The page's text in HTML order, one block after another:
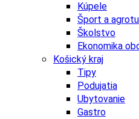
Kúpele
Šport a
Školstvo
Ekonomika
Košický kraj
Tipy
Podujatia
Ubytovanie
Gastro